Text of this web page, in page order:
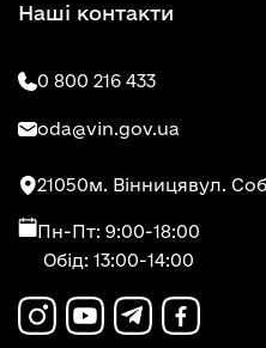
Наші контакти
0 800 216 433
oda@vin.gov.ua
21050м. Вінницявул.
Пн-Пт: 9:00-18:00
Обід: 13:00-14:00